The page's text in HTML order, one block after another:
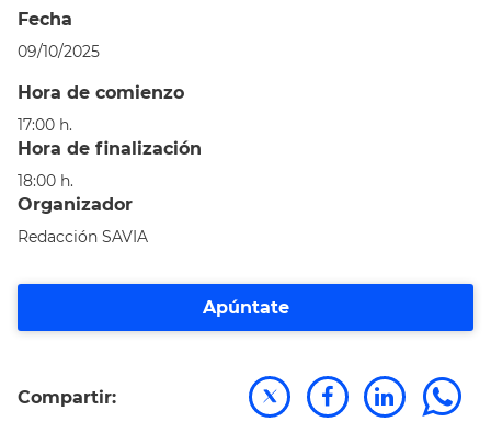
Fecha
09/10/2025
Hora de comienzo
17:00 h.
Hora de finalización
18:00 h.
Organizador
Redacción SAVIA
Apúntate
Compartir: